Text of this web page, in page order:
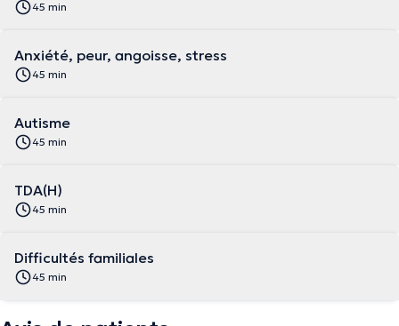
45 min
Anxiété, peur, angoisse, stress
45 min
Autisme
45 min
TDA(H)
45 min
Difficultés familiales
45 min